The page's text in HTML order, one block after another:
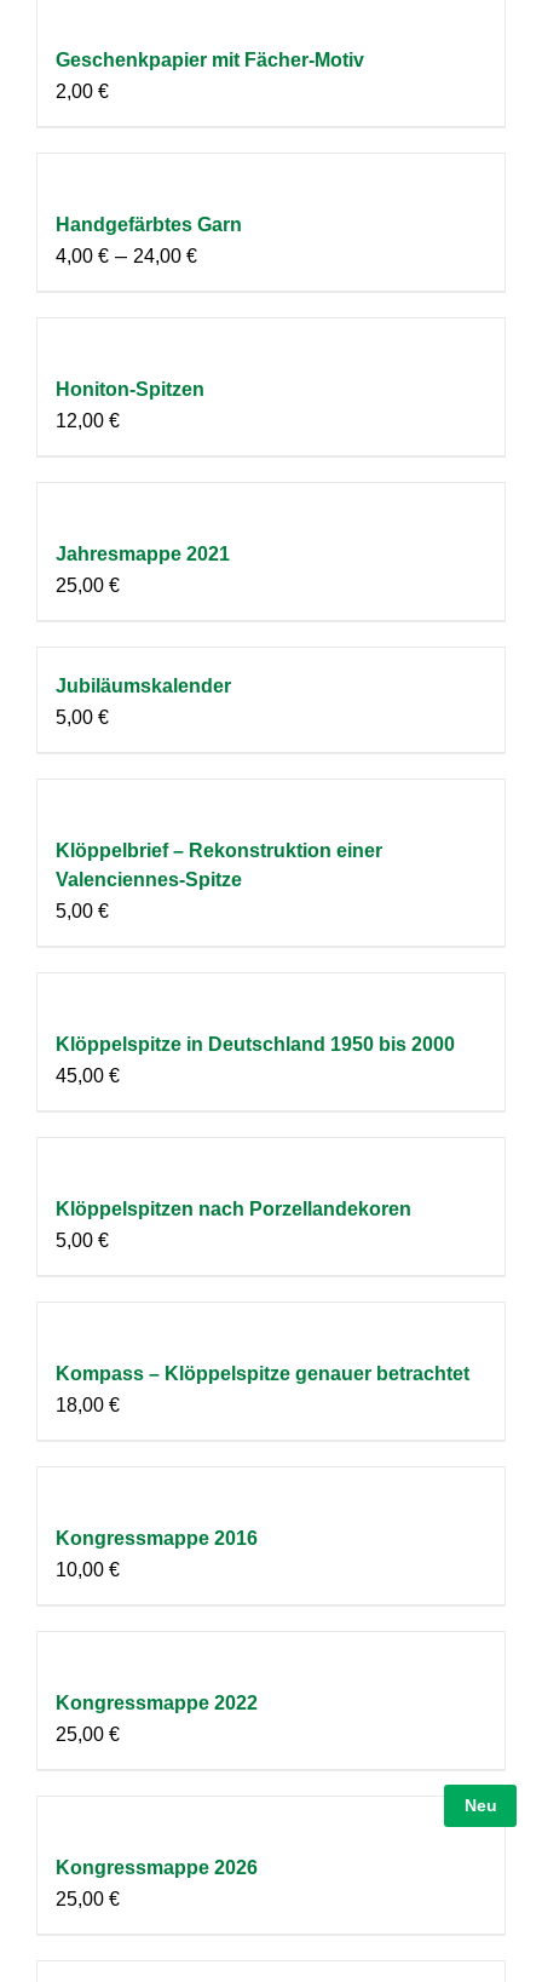
Geschenkpapier mit Fächer-Motiv
2,00 €
Handgefärbtes Garn
4,00 € – 24,00 €
Honiton-Spitzen
12,00 €
Jahresmappe 2021
25,00 €
Jubiläumskalender
5,00 €
Klöppelbrief – Rekonstruktion einer
Valenciennes-Spitze
5,00 €
Klöppelspitze in Deutschland 1950 bis 2000
45,00 €
Klöppelspitzen nach Porzellandekoren
5,00 €
Kompass – Klöppelspitze genauer betrachtet
18,00 €
Kongressmappe 2016
10,00 €
Kongressmappe 2022
25,00 €
Neu
Kongressmappe 2026
25,00 €